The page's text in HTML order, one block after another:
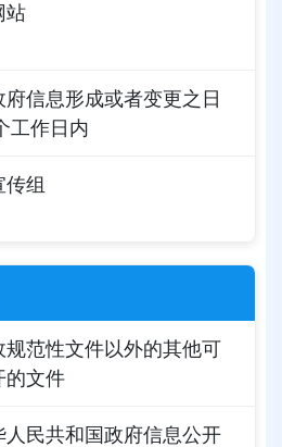
站
府信息形成或者变更之日
工作日内
传组
规范性文件以外的其他可
的文件
人民共和国政府信息公开